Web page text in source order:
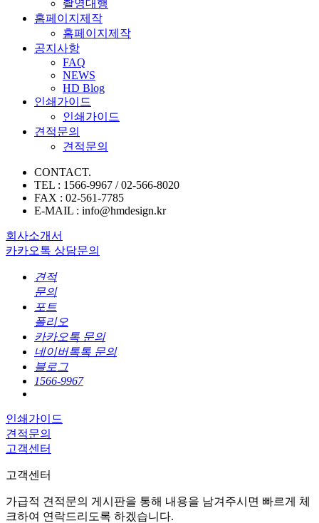
촬영대행
홈페이지제작
홈페이지제작
공지사항
FAQ
NEWS
HD Blog
인쇄가이드
인쇄가이드
견적문의
견적문의
CONTACT.
TEL : 1566-9967 / 02-566-8020
FAX : 02-561-7785
E-MAIL : info@hmdesign.kr
회사소개서
카카오톡 상담문의
견적
문의
포트
폴리오
카카오톡 문의
네이버톡톡 문의
블로그
1566-9967
인쇄가이드
견적문의
고객센터
고객센터
가급적 견적문의 게시판을 통해 내용을 남겨주시면 빠르게 체
크하여 연락드리도록 하겠습니다.